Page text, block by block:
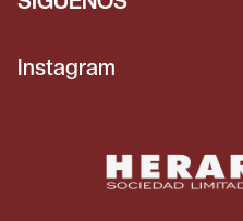
Instagram